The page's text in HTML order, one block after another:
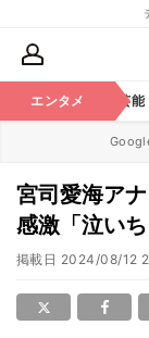
エンタメ 芸能
宮司愛海ア
感激「泣いち
掲載日 2024/08/12